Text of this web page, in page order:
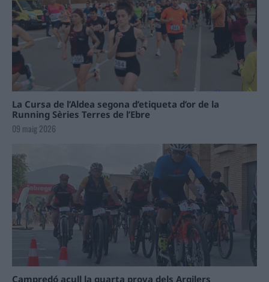
La Cursa de l’Aldea segona d’etiqueta d’or de la
Running Sèries Terres de l’Ebre
09 maig 2026
Campredó acull la quarta prova dels Argilers